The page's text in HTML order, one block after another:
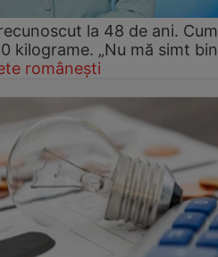
la 48 de ani. Cum
kilograme. „Nu mă simt
românești